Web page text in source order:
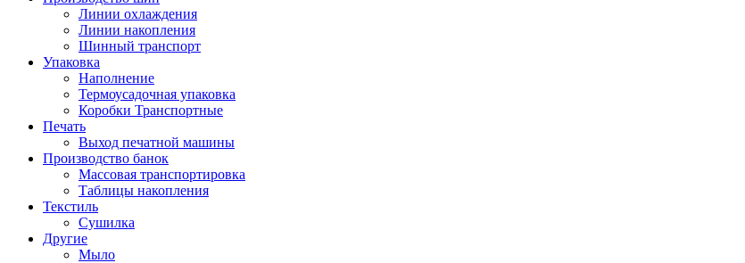
Линии охлаждения
Линии накопления
Шинный транспорт
Упаковка
Наполнение
Термоусадочная упаковка
Коробки Транспортные
Печать
Выход печатной машины
Производство банок
Массовая транспортировка
Таблицы накопления
Текстиль
Сушилка
Другие
Мыло